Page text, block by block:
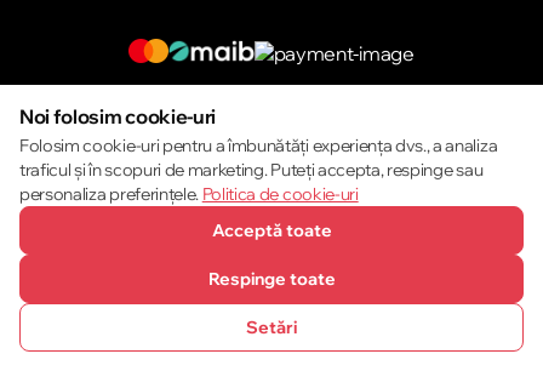
© 2013 – 2026 ECOM
SUNĂ-NE FAVORITE CATALOG COMPARĂ COȘ
Noi folosim cookie-uri
Folosim cookie-uri pentru a îmbunătăți experiența dvs., a analiza
traficul și în scopuri de marketing. Puteți accepta, respinge sau
personaliza preferințele. Politica de cookie-uri
Acceptă toate
Respinge toate
Setări